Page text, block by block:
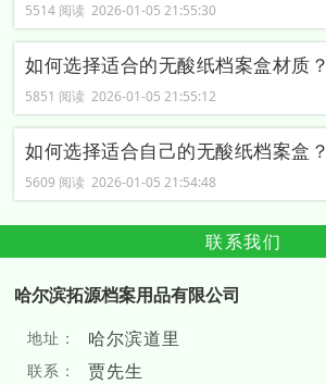
5514 阅读 2026-01-05 21:55:30
如何选择适合的无酸纸档案盒材质？
5851 阅读 2026-01-05 21:55:12
如何选择适合自己的无酸纸档案盒？
5609 阅读 2026-01-05 21:54:48
联系我们
哈尔滨拓源档案用品有限公司
地址： 哈尔滨道里
联系： 贾先生